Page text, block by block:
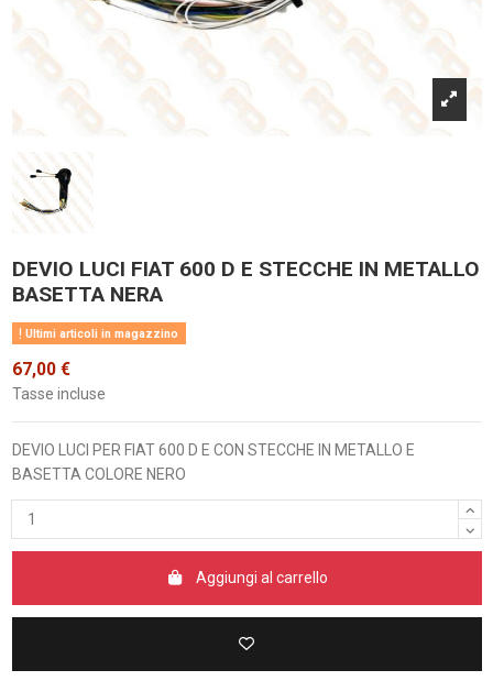
DEVIO LUCI FIAT 600 D E STECCHE IN METALLO
BASETTA NERA
Ultimi articoli in magazzino
67,00 €
Tasse incluse
DEVIO LUCI PER FIAT 600 D E CON STECCHE IN METALLO E
BASETTA COLORE NERO
Aggiungi al carrello